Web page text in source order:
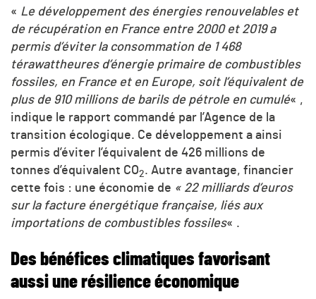
« Le développement des énergies renouvelables et
de récupération en France entre 2000 et 2019 a
permis d’éviter la consommation de 1 468
térawattheures d’énergie primaire de combustibles
fossiles, en France et en Europe, soit l’équivalent de
plus de 910 millions de barils de pétrole en cumulé« ,
indique le rapport commandé par l’Agence de la
transition écologique. Ce développement a ainsi
permis d’éviter l’équivalent de 426 millions de
tonnes d’équivalent CO2. Autre avantage, financier
cette fois : une économie de « 22 milliards d’euros
sur la facture énergétique française, liés aux
importations de combustibles fossiles« .
Des bénéfices climatiques favorisant
aussi une résilience économique